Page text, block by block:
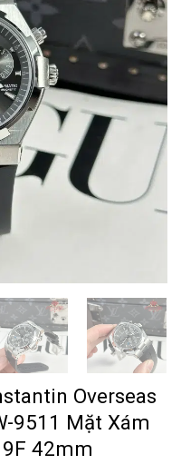
Overseas
9511 Mặt Xám
9F 42mm